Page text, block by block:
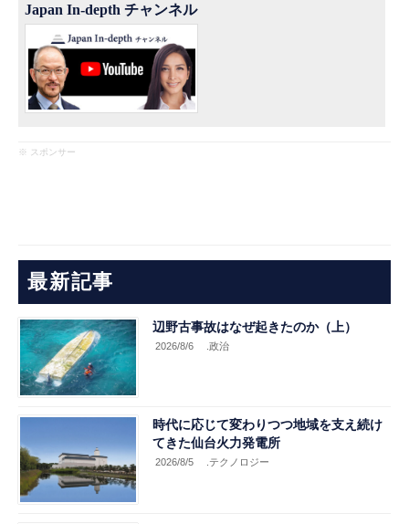
Japan In-depth チャンネル
※ スポンサー
最新記事
辺野古事故はなぜ起きたのか（上）
2026/8/6 .政治
時代に応じて変わりつつ地域を支え続け
てきた仙台火力発電所
2026/8/5 .テクノロジー